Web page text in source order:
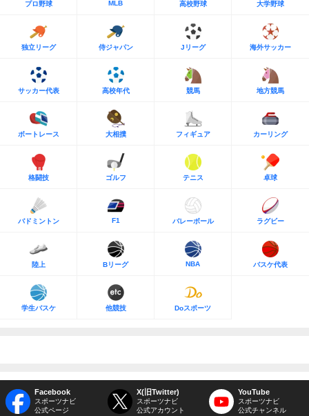
プロ野球 MLB 高校野球 大学野球
独立リーグ 侍ジャパン Jリーグ 海外サッカー
サッカー代表 高校年代 競馬 地方競馬
ボートレース 大相撲 フィギュア カーリング
格闘技 ゴルフ テニス 卓球
バドミントン F1 バレーボール ラグビー
陸上 Bリーグ NBA バスケ代表
学生バスケ 他競技 Doスポーツ
Facebook
スポーツナビ
公式ページ
X(旧Twitter)
スポーツナビ
公式アカウント
YouTube
スポーツナビ
公式チャンネル